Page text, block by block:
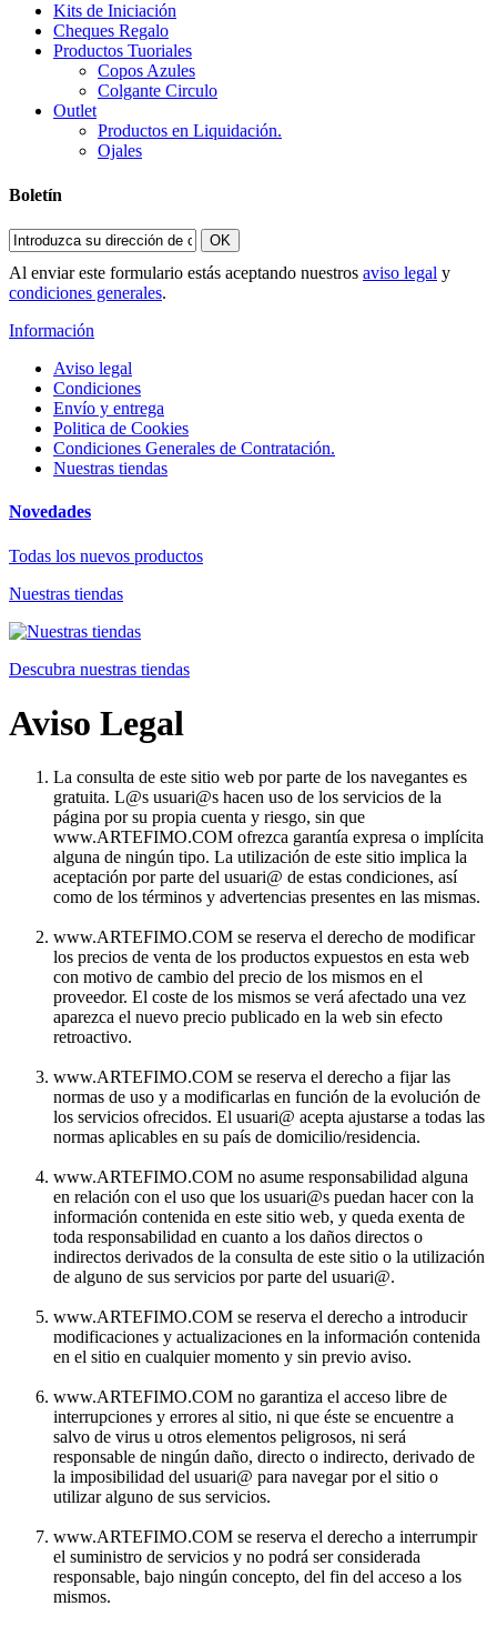
Kits de Iniciación
Cheques Regalo
Productos Tuoriales
Copos Azules
Colgante Circulo
Outlet
Productos en Liquidación.
Ojales
Boletín
OK
Al enviar este formulario estás aceptando nuestros aviso legal y
condiciones generales.
Información
Aviso legal
Condiciones
Envío y entrega
Politica de Cookies
Condiciones Generales de Contratación.
Nuestras tiendas
Novedades
Todas los nuevos productos
Nuestras tiendas
Descubra nuestras tiendas
Aviso Legal
La consulta de este sitio web por parte de los navegantes es
gratuita. L@s usuari@s hacen uso de los servicios de la
página por su propia cuenta y riesgo, sin que
www.ARTEFIMO.COM ofrezca garantía expresa o implícita
alguna de ningún tipo. La utilización de este sitio implica la
aceptación por parte del usuari@ de estas condiciones, así
como de los términos y advertencias presentes en las mismas.
www.ARTEFIMO.COM se reserva el derecho de modificar
los precios de venta de los productos expuestos en esta web
con motivo de cambio del precio de los mismos en el
proveedor. El coste de los mismos se verá afectado una vez
aparezca el nuevo precio publicado en la web sin efecto
retroactivo.
www.ARTEFIMO.COM se reserva el derecho a fijar las
normas de uso y a modificarlas en función de la evolución de
los servicios ofrecidos. El usuari@ acepta ajustarse a todas las
normas aplicables en su país de domicilio/residencia.
www.ARTEFIMO.COM no asume responsabilidad alguna
en relación con el uso que los usuari@s puedan hacer con la
información contenida en este sitio web, y queda exenta de
toda responsabilidad en cuanto a los daños directos o
indirectos derivados de la consulta de este sitio o la utilización
de alguno de sus servicios por parte del usuari@.
www.ARTEFIMO.COM se reserva el derecho a introducir
modificaciones y actualizaciones en la información contenida
en el sitio en cualquier momento y sin previo aviso.
www.ARTEFIMO.COM no garantiza el acceso libre de
interrupciones y errores al sitio, ni que éste se encuentre a
salvo de virus u otros elementos peligrosos, ni será
responsable de ningún daño, directo o indirecto, derivado de
la imposibilidad del usuari@ para navegar por el sitio o
utilizar alguno de sus servicios.
www.ARTEFIMO.COM se reserva el derecho a interrumpir
el suministro de servicios y no podrá ser considerada
responsable, bajo ningún concepto, del fin del acceso a los
mismos.